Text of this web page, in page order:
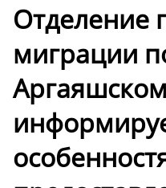
Отделение
миграции